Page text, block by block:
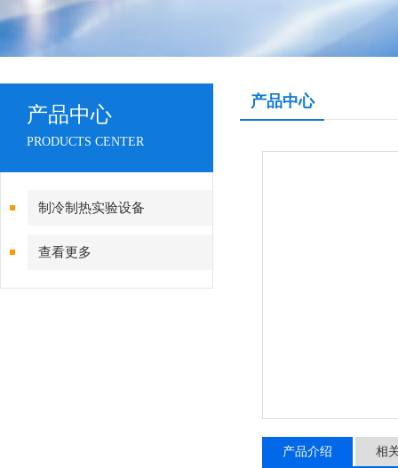
产品中心
PRODUCTS CENTER
制冷制热实验设备
查看更多
产品中心
产品介绍 相